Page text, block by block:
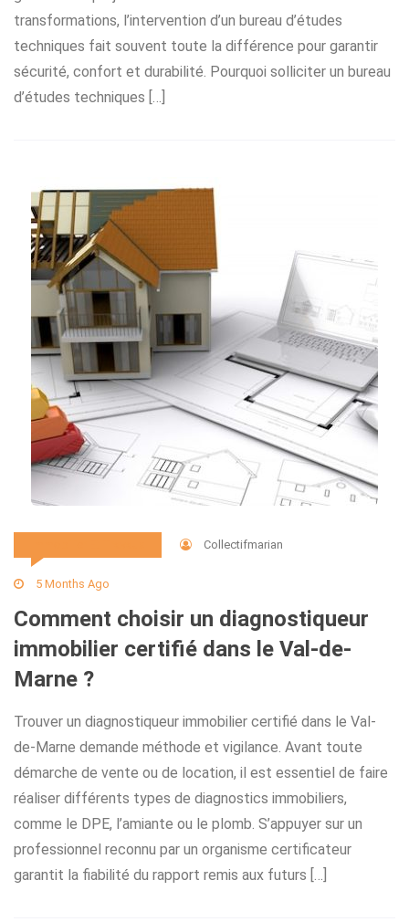
transformations, l’intervention d’un bureau d’études
techniques fait souvent toute la différence pour garantir
sécurité, confort et durabilité. Pourquoi solliciter un bureau
d’études techniques […]
Collectifmarian
5 Months Ago
Comment choisir un diagnostiqueur
immobilier certifié dans le Val-de-
Marne ?
Trouver un diagnostiqueur immobilier certifié dans le Val-
de-Marne demande méthode et vigilance. Avant toute
démarche de vente ou de location, il est essentiel de faire
réaliser différents types de diagnostics immobiliers,
comme le DPE, l’amiante ou le plomb. S’appuyer sur un
professionnel reconnu par un organisme certificateur
garantit la fiabilité du rapport remis aux futurs […]